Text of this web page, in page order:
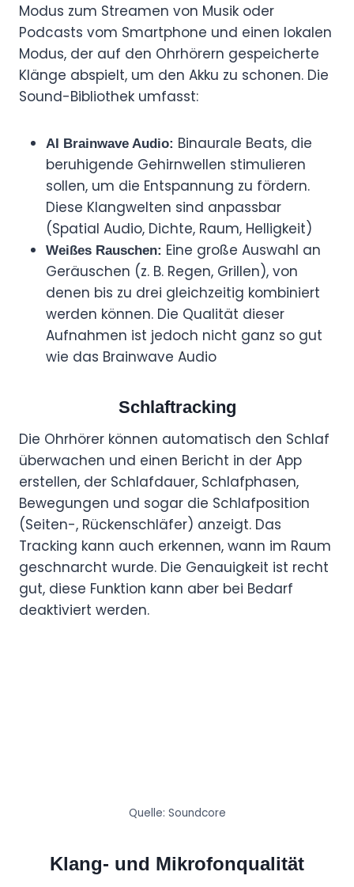
Modus zum Streamen von Musik oder
Podcasts vom Smartphone und einen lokalen
Modus, der auf den Ohrhörern gespeicherte
Klänge abspielt, um den Akku zu schonen. Die
Sound-Bibliothek umfasst:
AI Brainwave Audio: Binaurale Beats, die
beruhigende Gehirnwellen stimulieren
sollen, um die Entspannung zu fördern.
Diese Klangwelten sind anpassbar
(Spatial Audio, Dichte, Raum, Helligkeit)
Weißes Rauschen: Eine große Auswahl an
Geräuschen (z. B. Regen, Grillen), von
denen bis zu drei gleichzeitig kombiniert
werden können. Die Qualität dieser
Aufnahmen ist jedoch nicht ganz so gut
wie das Brainwave Audio
Schlaftracking
Die Ohrhörer können automatisch den Schlaf
überwachen und einen Bericht in der App
erstellen, der Schlafdauer, Schlafphasen,
Bewegungen und sogar die Schlafposition
(Seiten-, Rückenschläfer) anzeigt. Das
Tracking kann auch erkennen, wann im Raum
geschnarcht wurde. Die Genauigkeit ist recht
gut, diese Funktion kann aber bei Bedarf
deaktiviert werden.
Quelle: Soundcore
Klang- und Mikrofonqualität